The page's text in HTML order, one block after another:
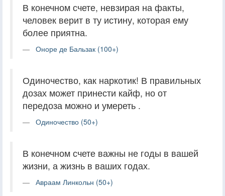
В конечном счете, невзирая на факты,
человек верит в ту истину, которая ему
более приятна.
Оноре де Бальзак (100+)
Одиночество, как наркотик! В правильных
дозах может принести кайф, но от
передоза можно и умереть .
Одиночество (50+)
В конечном счете важны не годы в вашей
жизни, а жизнь в ваших годах.
Авраам Линкольн (50+)